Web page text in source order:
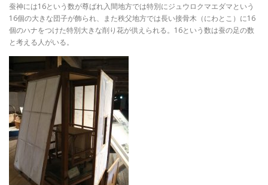
蚕神には16という数が尊ばれ入間地方では特別にジュウロクマエダマという
16個の大きな団子が飾られ、また秩父地方では長い接骨木（にわとこ）に16
個のハナをつけた特別大きな削り花が供えられる。16という数は蚕の足の数
と考える人がいる。